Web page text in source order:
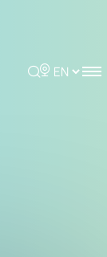
Rechercher
Choisir la